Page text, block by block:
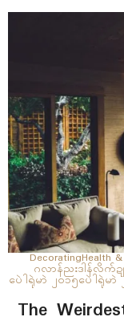
စပ္တမ်ကၠုၚ်လဝ်လၟေ
အလ
DecoratingHealth
ဂလာန်ညးဒါန်လိက်
ပေဲါရုဲမာဲ ၂၀၁၅ပေဲါရုဲမာဲ
The